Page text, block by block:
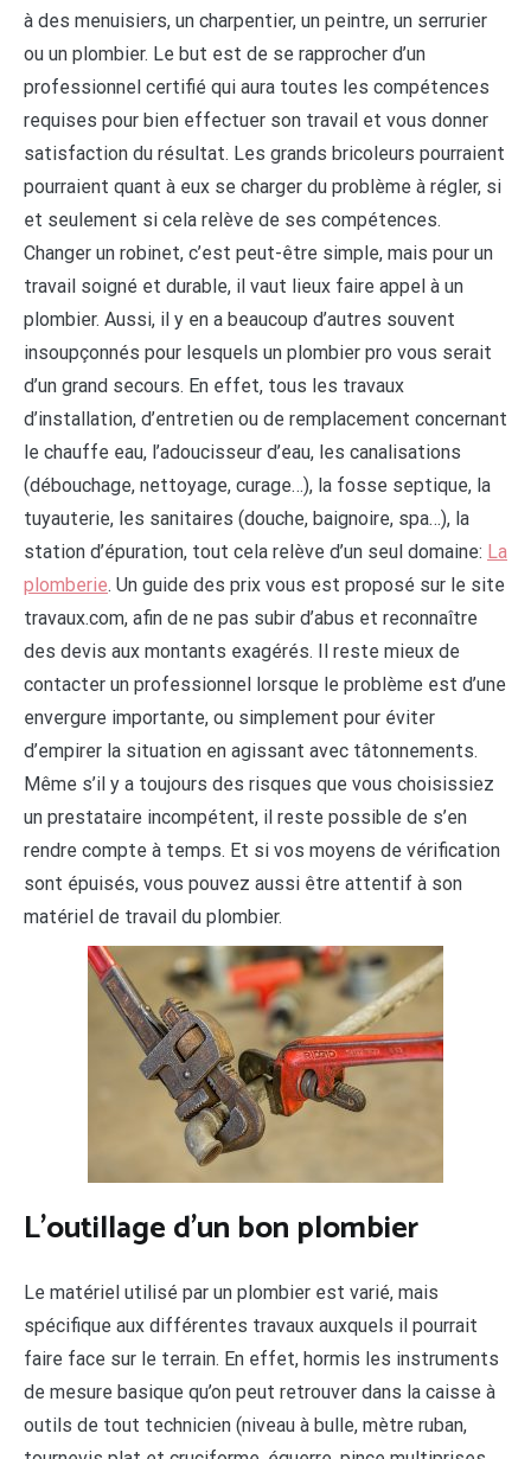
à des menuisiers, un charpentier, un peintre, un serrurier
ou un plombier. Le but est de se rapprocher d’un
professionnel certifié qui aura toutes les compétences
requises pour bien effectuer son travail et vous donner
satisfaction du résultat. Les grands bricoleurs pourraient
pourraient quant à eux se charger du problème à régler, si
et seulement si cela relève de ses compétences.
Changer un robinet, c’est peut-être simple, mais pour un
travail soigné et durable, il vaut lieux faire appel à un
plombier. Aussi, il y en a beaucoup d’autres souvent
insoupçonnés pour lesquels un plombier pro vous serait
d’un grand secours. En effet, tous les travaux
d’installation, d’entretien ou de remplacement concernant
le chauffe eau, l’adoucisseur d’eau, les canalisations
(débouchage, nettoyage, curage…), la fosse septique, la
tuyauterie, les sanitaires (douche, baignoire, spa…), la
station d’épuration, tout cela relève d’un seul domaine: La
plomberie. Un guide des prix vous est proposé sur le site
travaux.com, afin de ne pas subir d’abus et reconnaître
des devis aux montants exagérés. Il reste mieux de
contacter un professionnel lorsque le problème est d’une
envergure importante, ou simplement pour éviter
d’empirer la situation en agissant avec tâtonnements.
Même s’il y a toujours des risques que vous choisissiez
un prestataire incompétent, il reste possible de s’en
rendre compte à temps. Et si vos moyens de vérification
sont épuisés, vous pouvez aussi être attentif à son
matériel de travail du plombier.
L’outillage d’un bon plombier
Le matériel utilisé par un plombier est varié, mais
spécifique aux différentes travaux auxquels il pourrait
faire face sur le terrain. En effet, hormis les instruments
de mesure basique qu’on peut retrouver dans la caisse à
outils de tout technicien (niveau à bulle, mètre ruban,